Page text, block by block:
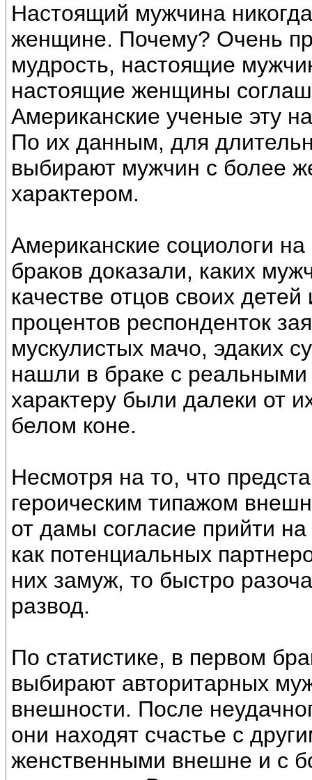
Настоящий мужчина
женщине. Почему? Очень
мудрость, настоящие
настоящие женщины
Американские ученые эту
По их данным, для
выбирают мужчин с более
характером.
Американские социологи на
браков доказали, каких
качестве отцов своих
процентов респонденток
мускулистых мачо, эдаких
нашли в браке с
характеру были далеки от
белом коне.
Несмотря на то, что
героическим типажом
от дамы согласие прийти
как потенциальных
них замуж, то быстро
развод.
По статистике, в первом
выбирают авторитарных
внешности. После
они находят счастье с
женственными внешне и с